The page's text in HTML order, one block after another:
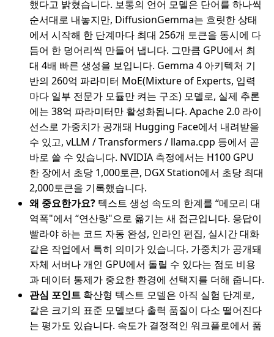
했다고 밝혔습니다. 보통의 언어 모델은 단어를 하나씩
순서대로 내놓지만, DiffusionGemma는 흐릿한 상태
에서 시작해 한 단계마다 최대 256개 토큰을 동시에 다
듬어 한 덩어리씩 만들어 냅니다. 그만큼 GPU에서 최
대 4배 빠른 생성을 보입니다. Gemma 4 아키텍처 기
반의 260억 파라미터 MoE(Mixture of Experts, 입력
마다 일부 전문가 모듈만 켜는 구조) 모델로, 실제 추론
에는 38억 파라미터만 활성화됩니다. Apache 2.0 라이
선스로 가중치가 공개돼 Hugging Face에서 내려받을
수 있고, vLLM / Transformers / llama.cpp 등에서 곧
바로 쓸 수 있습니다. NVIDIA 측정에서는 H100 GPU
한 장에서 초당 1,000토큰, DGX Station에서 초당 최대
2,000토큰을 기록했습니다.
왜 중요한가요? 텍스트 생성 속도의 한계를 “메모리 대
역폭"에서 “연산량"으로 옮기는 새 접근입니다. 응답이
빨라야 하는 코드 자동 완성, 인라인 편집, 실시간 대화
같은 작업에서 특히 의미가 있습니다. 가중치가 공개돼
자체 서버나 개인 GPU에서 돌릴 수 있다는 점도 비용
과 데이터 통제가 중요한 환경에 선택지를 더해 줍니다.
관심 포인트 확산형 텍스트 모델은 아직 실험 단계로,
같은 크기의 표준 모델보다 출력 품질이 다소 떨어진다
는 평가도 있습니다. 속도가 결정적인 워크플로에서 품